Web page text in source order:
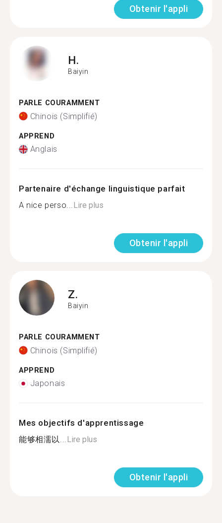
Obtenir l'appli
H.
Baiyin
PARLE COURAMMENT
Chinois (Simplifié)
APPREND
Anglais
Partenaire d'échange linguistique parfait
A nice perso...Lire plus
Obtenir l'appli
Z.
Baiyin
PARLE COURAMMENT
Chinois (Simplifié)
APPREND
Japonais
Mes objectifs d'apprentissage
能够相濡以...Lire plus
Obtenir l'appli